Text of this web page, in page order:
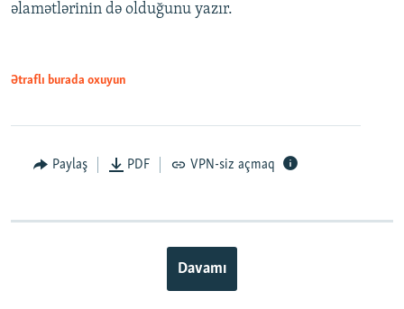
əlamətlərinin də olduğunu yazır.
Ətraflı burada oxuyun
Paylaş PDF VPN-siz açmaq
Davamı